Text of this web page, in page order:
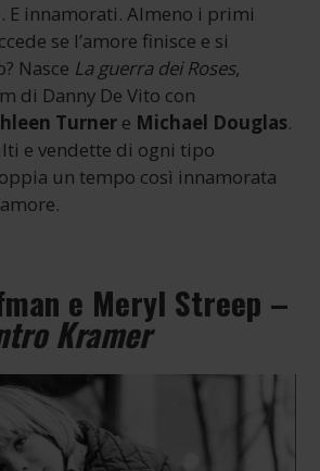
E innamorati. Almeno i primi
se l’amore finisce e si
Nasce La guerra dei Roses,
di Danny De Vito con
Turner e Michael Douglas.
e vendette di ogni tipo
un tempo così innamorata
e Meryl Streep –
Kramer